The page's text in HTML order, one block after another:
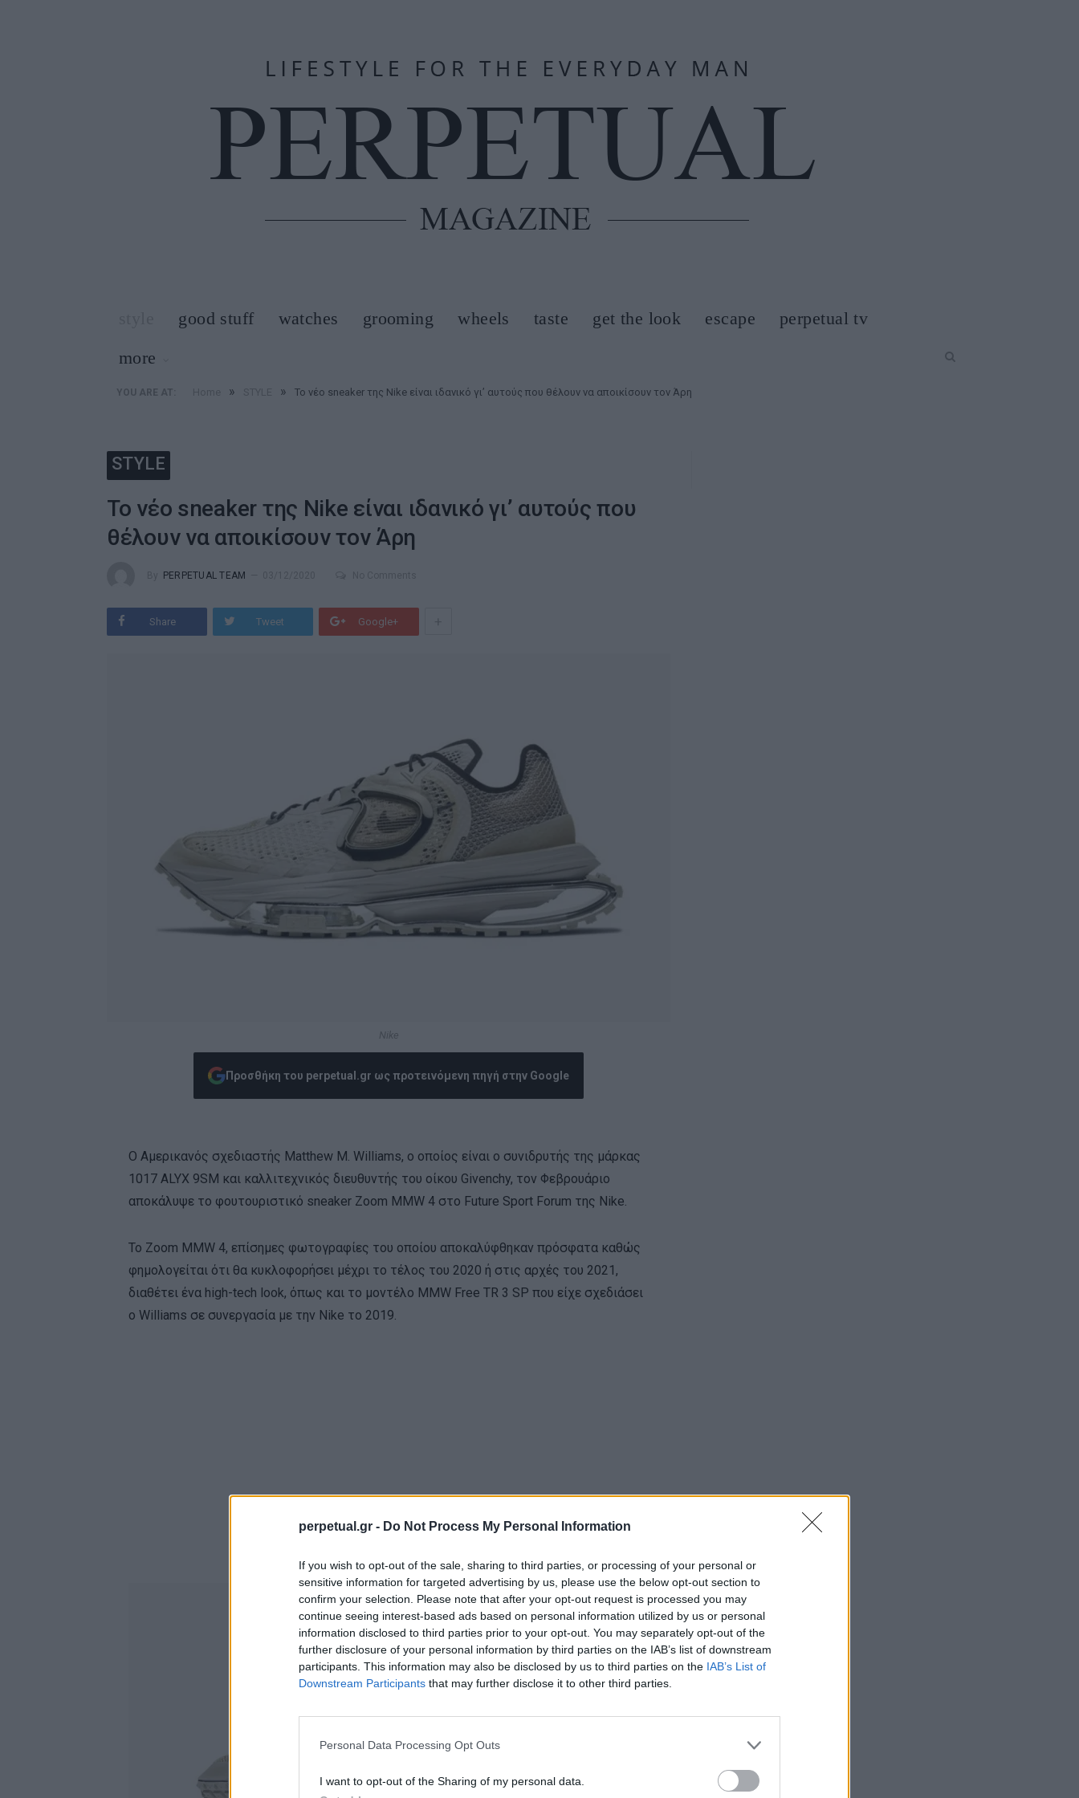
perpetual.gr - Do Not Process My Personal Information
If you wish to opt-out of the sale, sharing to third parties, or processing of your personal or
sensitive information for targeted advertising by us, please use the below opt-out section to
confirm your selection. Please note that after your opt-out request is processed you may
continue seeing interest-based ads based on personal information utilized by us or personal
information disclosed to third parties prior to your opt-out. You may separately opt-out of the
further disclosure of your personal information by third parties on the IAB’s list of downstream
participants. This information may also be disclosed by us to third parties on the IAB’s List of
Downstream Participants that may further disclose it to other third parties.
Personal Data Processing Opt Outs
I want to opt-out of the Sharing of my personal data.
good stuff watches grooming wheels taste get the look escape
perpetual tv
more
YOU ARE AT: » » Το νέο sneaker της Nike είναι ιδανικό γι’ αυτούς που θέλουν να αποικίσουν τον Άρη
STYLE
Το νέο sneaker της Nike είναι ιδανικό γι’ αυτούς που
θέλουν να αποικίσουν τον Άρη
PERPETUAL TEAM
Share Tweet Google+
Nike
Προσθήκη του perpetual.gr ως προτεινόμενη πηγή στην Google
Ο Αμερικανός σχεδιαστής Matthew M. Williams, ο οποίος είναι ο συνιδρυτής της μάρκας
1017 ALYX 9SM και καλλιτεχνικός διευθυντής του οίκου Givenchy, τον Φεβρουάριο
αποκάλυψε το φουτουριστικό sneaker Zoom MMW 4 στο Future Sport Forum της Nike.
Το Zoom MMW 4, επίσημες φωτογραφίες του οποίου αποκαλύφθηκαν πρόσφατα καθώς
φημολογείται ότι θα κυκλοφορήσει μέχρι το τέλος του 2020 ή στις αρχές του 2021,
διαθέτει ένα high-tech look, όπως και το μοντέλο MMW Free TR 3 SP που είχε σχεδιάσει
ο Williams σε συνεργασία με την Nike το 2019.